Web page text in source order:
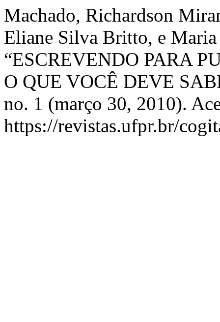
Machado, Richardson
Eliane Silva Britto, e
“ESCREVENDO PARA
O QUE VOCÊ DEVE
no. 1 (março 30, 2010).
https://revistas.ufpr.br/